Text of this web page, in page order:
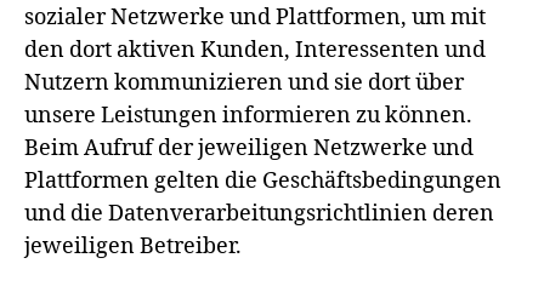
sozialer Netzwerke und Plattformen, um mit
den dort aktiven Kunden, Interessenten und
Nutzern kommunizieren und sie dort über
unsere Leistungen informieren zu können.
Beim Aufruf der jeweiligen Netzwerke und
Plattformen gelten die Geschäftsbedingungen
und die Datenverarbeitungsrichtlinien deren
jeweiligen Betreiber.